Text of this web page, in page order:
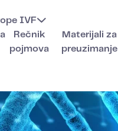
IVF
Rečnik
pojmova
Materijali za
preuzimanje